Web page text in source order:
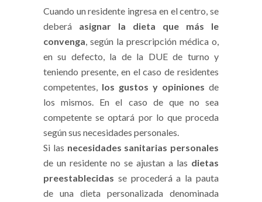
Cuando un residente ingresa en el centro, se
deberá asignar la dieta que más le
convenga, según la prescripción médica o,
en su defecto, la de la DUE de turno y
teniendo presente, en el caso de residentes
competentes, los gustos y opiniones de
los mismos. En el caso de que no sea
competente se optará por lo que proceda
según sus necesidades personales.
Si las necesidades sanitarias personales
de un residente no se ajustan a las dietas
preestablecidas se procederá a la pauta
de una dieta personalizada denominada